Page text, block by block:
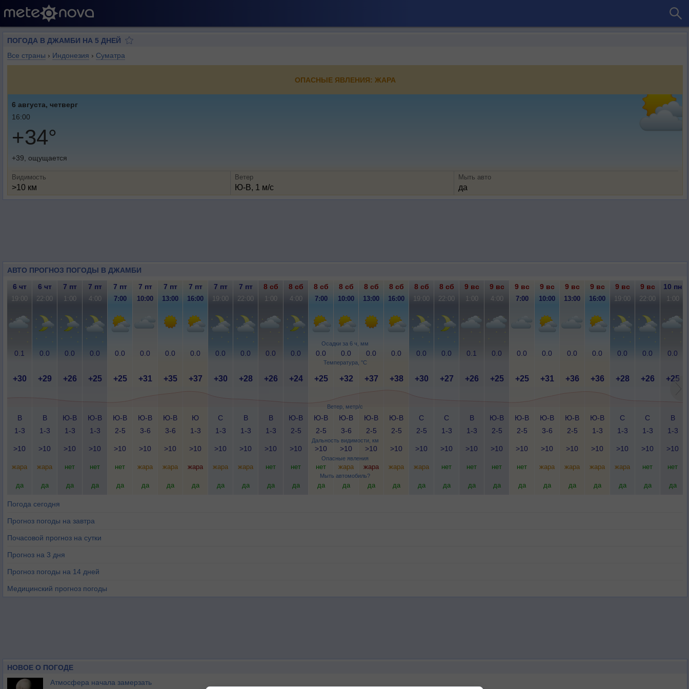
ПОГОДА В ДЖАМБИ НА 5 ДНЕЙ
Все страны › Индонезия › Суматра
ОПАСНЫЕ ЯВЛЕНИЯ: ЖАРА
6 августа, четверг
16:00
+34°
+39, ощущается
Видимость
>10 км
Ветер
Ю-В, 1 м/с
Мыть авто
да
АВТО ПРОГНОЗ ПОГОДЫ В ДЖАМБИ
Осадки за 6 ч, мм
Температура, °C
Ветер, метр/с
Дальность видимости, км
Опасные явления
Мыть автомобиль?
6 чт 6 чт 7 пт 7 пт 7 пт 7 пт 7 пт 7 пт 7 пт 7 пт 8 сб 8 сб 8 сб 8 сб 8 сб 8 сб 8 сб 8 сб 9 вс 9 вс 9 вс 9 вс 9 вс 9 вс 9 вс 9 вс 10 пн
19:00 22:00 1:00 4:00 7:00 10:00 13:00 16:00 19:00 22:00 1:00 4:00 7:00 10:00 13:00 16:00 19:00 22:00 1:00 4:00 7:00 10:00 13:00 16:00 19:00 22:00 1:00
0.1 0.0 0.0 0.0 0.0 0.0 0.0 0.0 0.0 0.0 0.0 0.0 0.0 0.0 0.0 0.0 0.0 0.0 0.1 0.0 0.0 0.0 0.0 0.0 0.0 0.0 0.0
+30 +29 +26 +25 +25 +31 +35 +37 +30 +28 +26 +24 +25 +32 +37 +38 +30 +27 +26 +25 +25 +31 +36 +36 +28 +26 +25
В
1-3
В
1-3
Ю-В
1-3
Ю-В
1-3
Ю-В
2-5
Ю-В
3-6
Ю-В
3-6
Ю
1-3
С
1-3
В
1-3
В
1-3
Ю-В
2-5
Ю-В
2-5
Ю-В
3-6
Ю-В
2-5
Ю-В
2-5
С
2-5
С
1-3
В
1-3
Ю-В
2-5
Ю-В
2-5
Ю-В
3-6
Ю-В
2-5
Ю-В
1-3
С
1-3
С
1-3
В
1-3
>10 >10 >10 >10 >10 >10 >10 >10 >10 >10 >10 >10 >10 >10 >10 >10 >10 >10 >10 >10 >10 >10 >10 >10 >10 >10 >10
жара жара нет нет нет жара жара жара жара жара нет нет нет жара жара жара жара нет нет нет нет жара жара жара жара нет нет
да да да да да да да да да да да да да да да да да да да да да да да да да да да
Погода сегодня
Прогноз погоды на завтра
Почасовой прогноз на сутки
Прогноз на 3 дня
Прогноз погоды на 14 дней
Медицинский прогноз погоды
НОВОЕ О ПОГОДЕ
Атмосфера начала замерзать